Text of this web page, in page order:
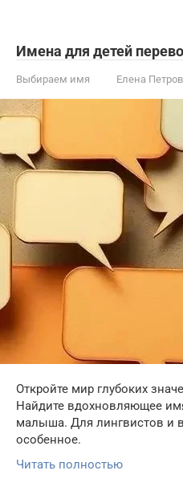
Имена для детей
Выбираем имя Елена
Откройте мир глубоких
Найдите вдохновляющее
малыша. Для лингвистов и
особенное.
Читать полностью